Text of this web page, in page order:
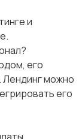
и
его
Лендинг можно
его